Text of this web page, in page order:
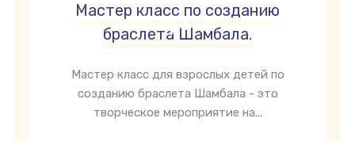
грн
Мастер класс по созданию
браслета Шамбала.
Мастер класс для взрослых детей по
созданию браслета Шамбала - это
творческое мероприятие на...